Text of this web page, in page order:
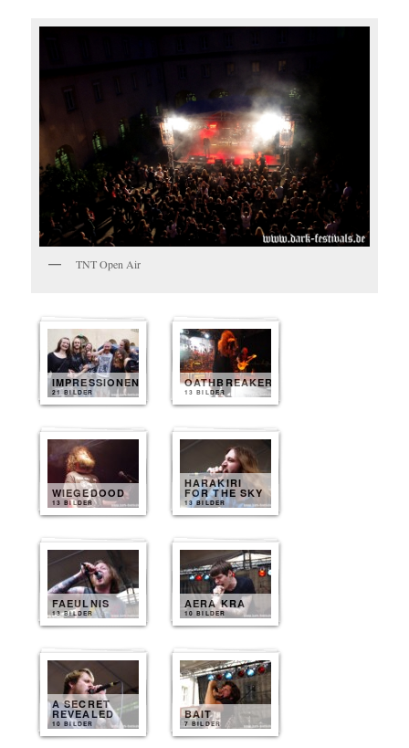
TNT Open Air
IMPRESSIONEN
21 BILDER
OATHBREAKER
13 BILDER
WIEGEDOOD
13 BILDER
HARAKIRI
FOR THE SKY
13 BILDER
FAEULNIS
13 BILDER
AERA KRA
10 BILDER
A SECRET
REVEALED
10 BILDER
BAIT
7 BILDER